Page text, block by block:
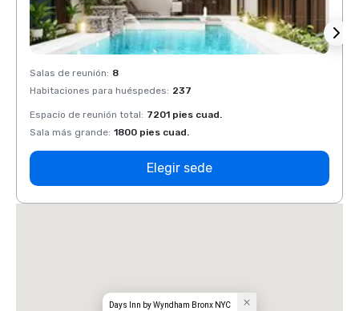
Salas de reunión: 8
Habitaciones para huéspedes: 237
Espacio de reunión total: 7201 pies cuad.
Sala más grande: 1800 pies cuad.
Elegir sede
Days Inn by Wyndham Bronx NYC